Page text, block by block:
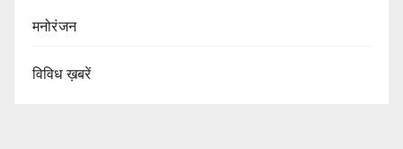
मनोरंजन
विविध ख़बरें